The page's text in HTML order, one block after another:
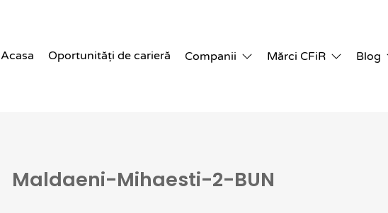
Acasa Oportunități de carieră Companii Mărci CFiR Blog
Maldaeni-Mihaesti-2-BUN